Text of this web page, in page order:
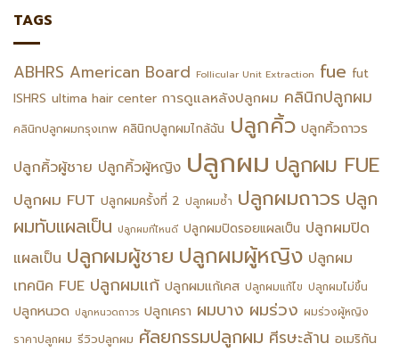
TAGS
ABHRS American Board Follicular Unit Extraction fue fut
ISHRS ultima hair center การดูแลหลังปลูกผม คลินิกปลูกผม
คลินิกปลูกผมกรุงเทพ คลินิกปลูกผมไกล้ฉัน ปลูกคิ้ว ปลูกคิ้วถาวร
ปลูกคิ้วผู้ชาย ปลูกคิ้วผู้หญิง ปลูกผม ปลูกผม FUE
ปลูกผม FUT ปลูกผมครั้งที่ 2 ปลูกผมซ้ำ ปลูกผมถาวร ปลูก
ผมทับแผลเป็น ปลูกผมที่ไหนดี ปลูกผมปิดรอยแผลเป็น ปลูกผมปิด
แผลเป็น ปลูกผมผู้ชาย ปลูกผมผู้หญิง ปลูกผม
เทคนิค FUE ปลูกผมแก้ ปลูกผมแก้เคส ปลูกผมแก้ไข ปลูกผมไม่ขึ้น
ปลูกหนวด ปลูกหนวดถาวร ปลูกเครา ผมบาง ผมร่วง ผมร่วงผู้หญิง
ราคาปลูกผม รีวิวปลูกผม ศัลยกรรมปลูกผม ศีรษะล้าน อเมริกัน